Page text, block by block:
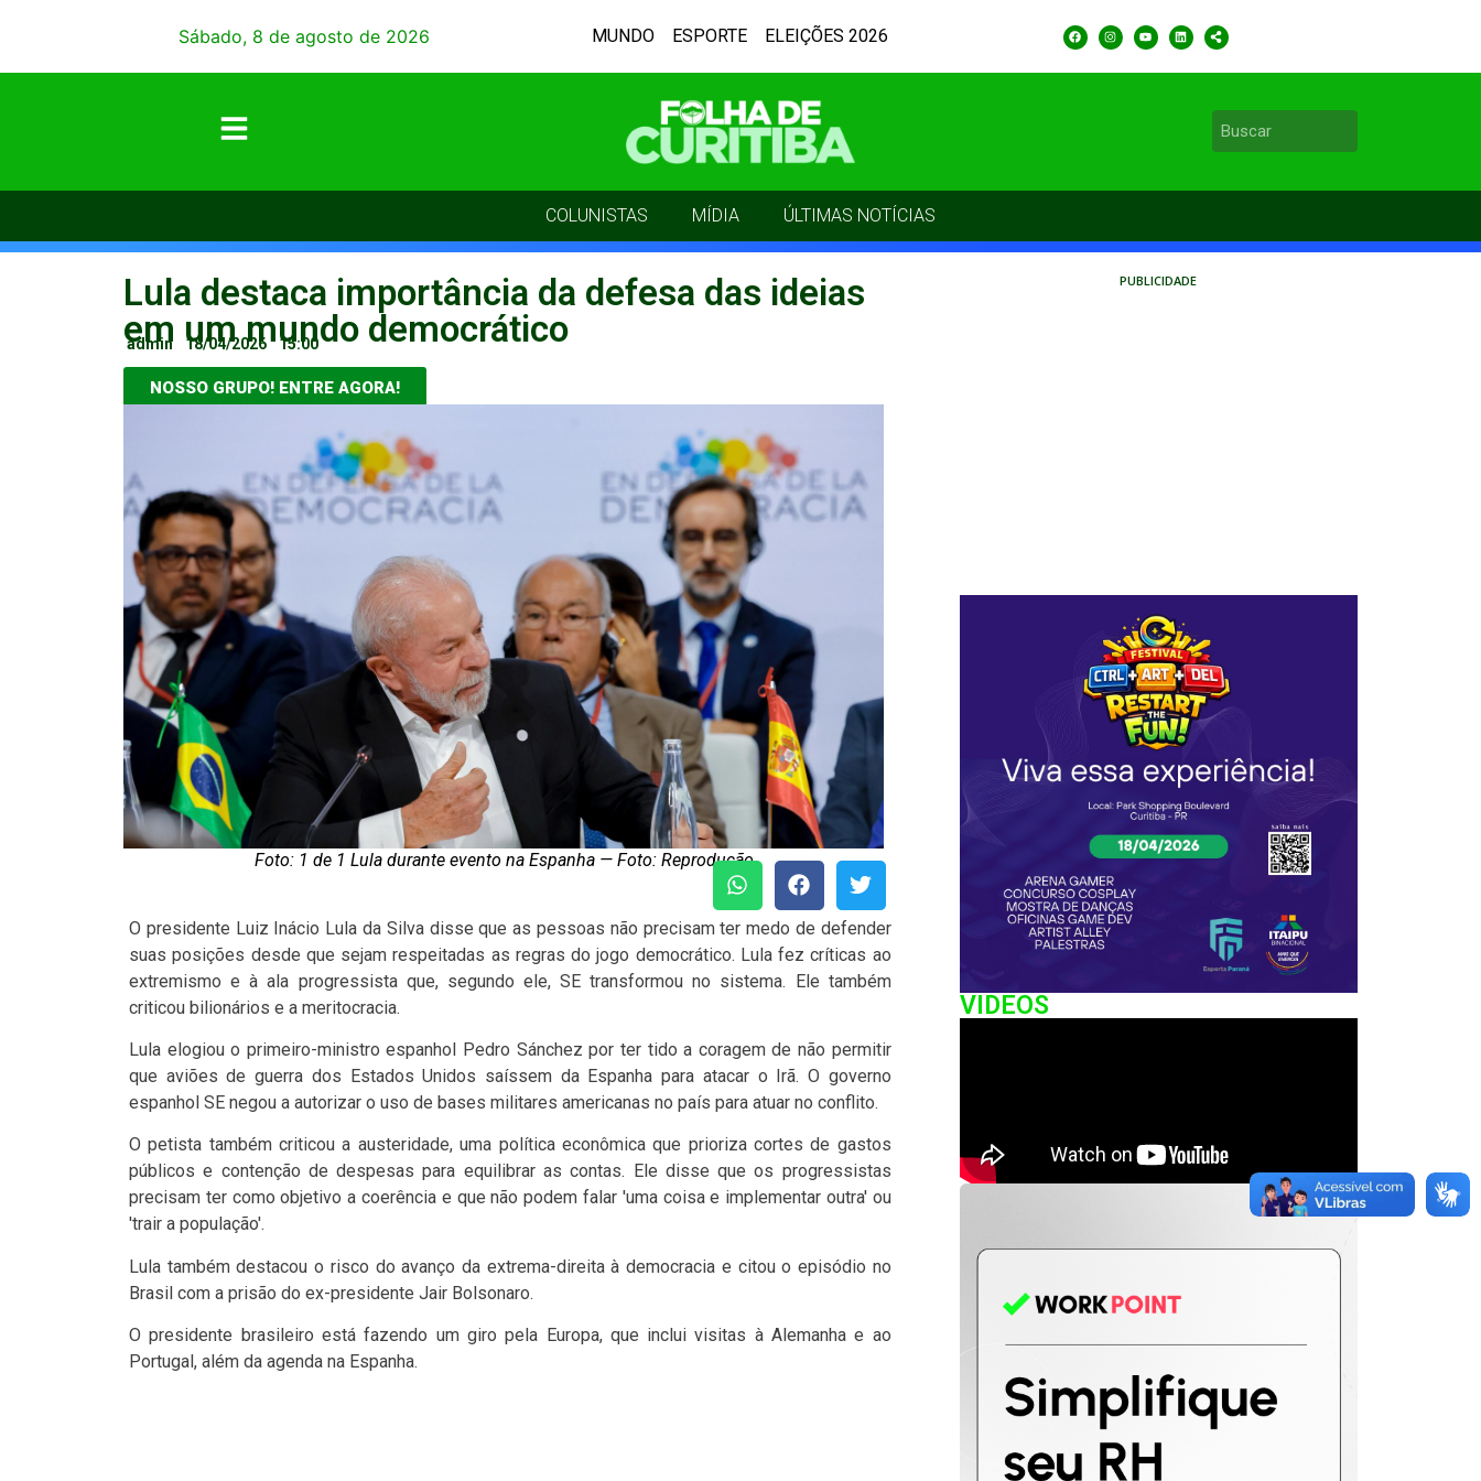
Sábado, 8 de agosto de 2026 MUNDO ESPORTE ELEIÇÕES 2026
COLUNISTAS MÍDIA ÚLTIMAS NOTÍCIAS
Lula destaca importância da defesa das ideias
em um mundo democrático
admin 18/04/2026 15:00
NOSSO GRUPO! ENTRE AGORA!
Foto: 1 de 1 Lula durante evento na Espanha — Foto: Reprodução
O presidente Luiz Inácio Lula da Silva disse que as pessoas não precisam ter medo de defender
suas posições desde que sejam respeitadas as regras do jogo democrático. Lula fez críticas ao
extremismo e à ala progressista que, segundo ele, SE transformou no sistema. Ele também
criticou bilionários e a meritocracia.
Lula elogiou o primeiro-ministro espanhol Pedro Sánchez por ter tido a coragem de não permitir
que aviões de guerra dos Estados Unidos saíssem da Espanha para atacar o Irã. O governo
espanhol SE negou a autorizar o uso de bases militares americanas no país para atuar no conflito.
O petista também criticou a austeridade, uma política econômica que prioriza cortes de gastos
públicos e contenção de despesas para equilibrar as contas. Ele disse que os progressistas
precisam ter como objetivo a coerência e que não podem falar 'uma coisa e implementar outra' ou
'trair a população'.
Lula também destacou o risco do avanço da extrema-direita à democracia e citou o episódio no
Brasil com a prisão do ex-presidente Jair Bolsonaro.
O presidente brasileiro está fazendo um giro pela Europa, que inclui visitas à Alemanha e ao
Portugal, além da agenda na Espanha.
PUBLICIDADE
VIDEOS